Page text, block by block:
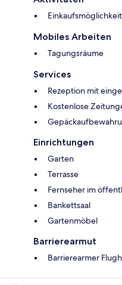
Mobiles Arbeiten
Tagungsräume
Services
Rezeption mit
Kostenlose
Einrichtungen
Garten
Terrasse
Fernseher im
Bankettsaal
Gartenmöbel
Barrierearmut
Barrierearmer